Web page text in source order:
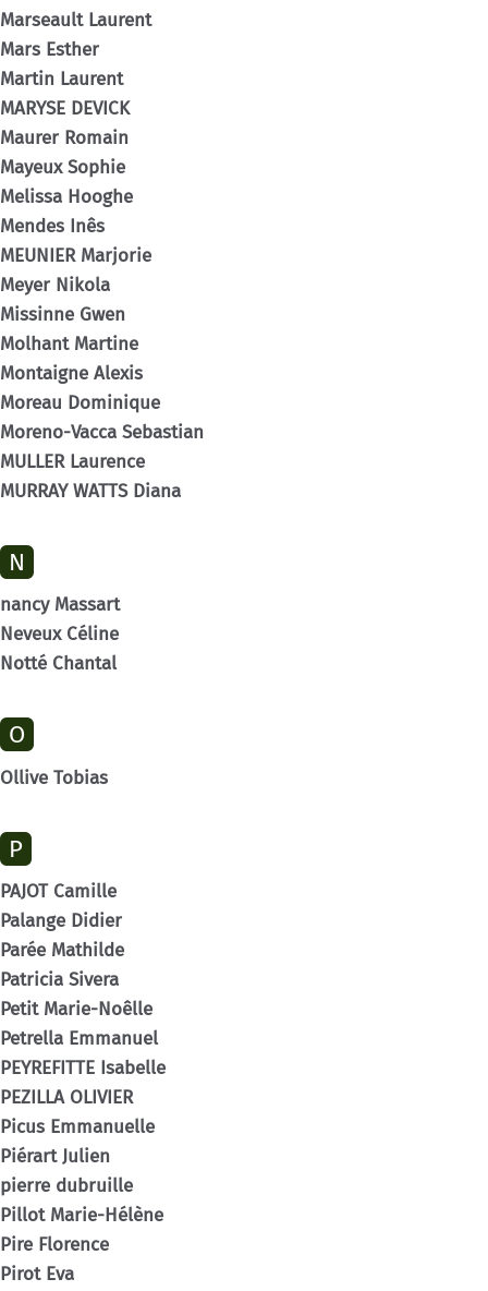
Marseault Laurent
Mars Esther
Martin Laurent
MARYSE DEVICK
Maurer Romain
Mayeux Sophie
Melissa Hooghe
Mendes Inês
MEUNIER Marjorie
Meyer Nikola
Missinne Gwen
Molhant Martine
Montaigne Alexis
Moreau Dominique
Moreno-Vacca Sebastian
MULLER Laurence
MURRAY WATTS Diana
N
nancy Massart
Neveux Céline
Notté Chantal
O
Ollive Tobias
P
PAJOT Camille
Palange Didier
Parée Mathilde
Patricia Sivera
Petit Marie-Noêlle
Petrella Emmanuel
PEYREFITTE Isabelle
PEZILLA OLIVIER
Picus Emmanuelle
Piérart Julien
pierre dubruille
Pillot Marie-Hélène
Pire Florence
Pirot Eva